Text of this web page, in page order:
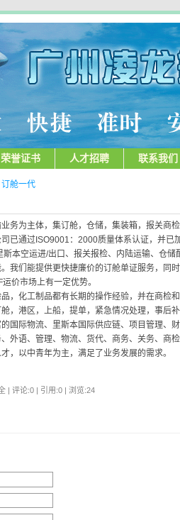
荣誉证书 人才招聘 联系我们
舱一代
务为主体，集订舱，仓储，集装箱，报关商
已通过ISO9001：2000质量体系认证，并已
本空运进/出口、报关报检、内陆运输、仓储
我们能提供更快捷廉价的订舱单证服务，同
价市场上有一定优势。
，化工制品都有长期的操作经验，并在商检
，港区，上船，提单，紧急情况处理，事后
国际物流、里斯本国际供应链、项目管理、
外语、管理、物流、货代、商务、关务、商
，以中青年为主，满足了业务发展的需求。
| 评论:0 | 引用:0 | 浏览:24